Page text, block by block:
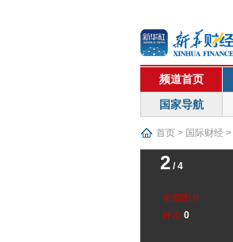
频道首页
国家导航
首页 > 国际财经 >
2 / 4
全部图片
评论 0